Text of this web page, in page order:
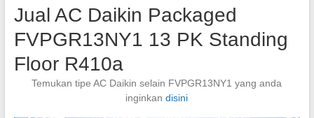
Jual AC Daikin Packaged
FVPGR13NY1 13 PK Standing
Floor R410a
Temukan tipe AC Daikin selain FVPGR13NY1 yang anda
inginkandisini